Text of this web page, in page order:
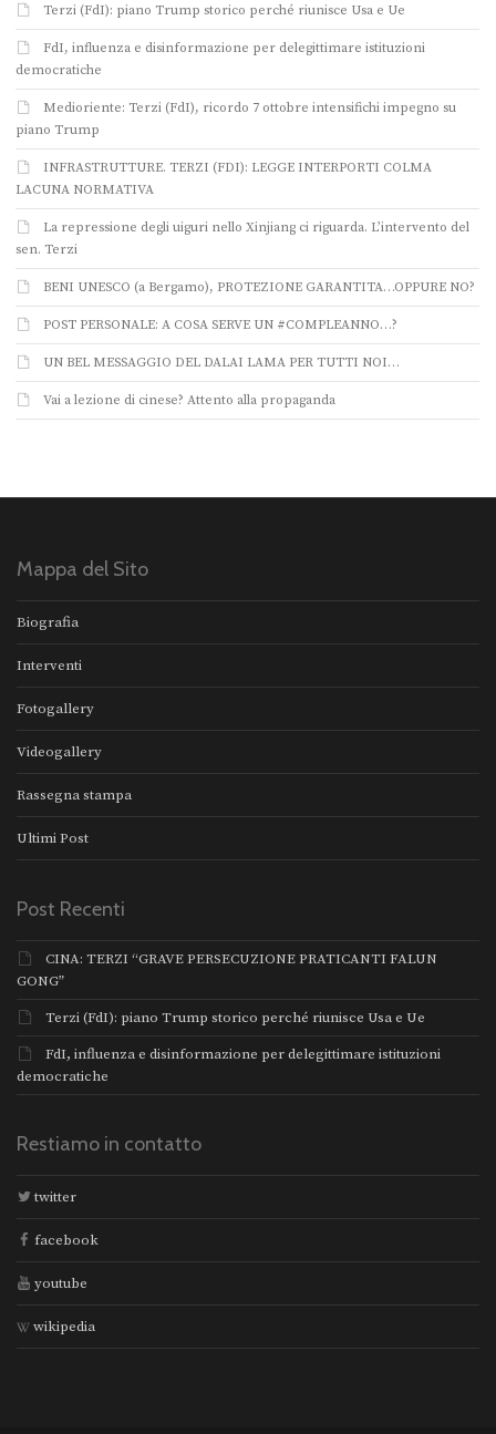
Terzi (FdI): piano Trump storico perché riunisce Usa e Ue
FdI, influenza e disinformazione per delegittimare istituzioni
democratiche
Medioriente: Terzi (FdI), ricordo 7 ottobre intensifichi impegno su
piano Trump
INFRASTRUTTURE. TERZI (FDI): LEGGE INTERPORTI COLMA
LACUNA NORMATIVA
La repressione degli uiguri nello Xinjiang ci riguarda. L’intervento del
sen. Terzi
BENI UNESCO (a Bergamo), PROTEZIONE GARANTITA…OPPURE NO?
POST PERSONALE: A COSA SERVE UN #COMPLEANNO…?
UN BEL MESSAGGIO DEL DALAI LAMA PER TUTTI NOI…
Vai a lezione di cinese? Attento alla propaganda
Mappa del Sito
Biografia
Interventi
Fotogallery
Videogallery
Rassegna stampa
Ultimi Post
Post Recenti
CINA: TERZI “GRAVE PERSECUZIONE PRATICANTI FALUN
GONG”
Terzi (FdI): piano Trump storico perché riunisce Usa e Ue
FdI, influenza e disinformazione per delegittimare istituzioni
democratiche
Restiamo in contatto
twitter
facebook
youtube
wikipedia